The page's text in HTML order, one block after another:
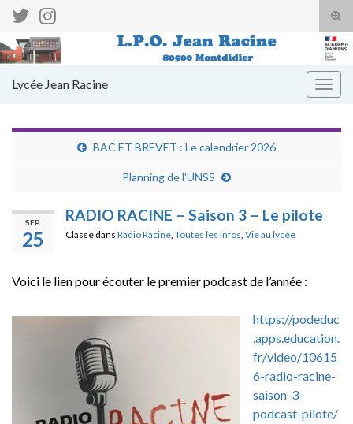
Search for:
Lycée Jean Racine
BAC ET BREVET : Le calendrier 2026
Planning de l’UNSS
SEP
25
RADIO RACINE – Saison 3 – Le pilote
Classé dans Radio Racine, Toutes les infos, Vie au lycée
Voici le lien pour écouter le premier podcast de l’année :
https://podeduc
.apps.education.
fr/video/10615
6-radio-racine-
saison-3-
podcast-pilote/